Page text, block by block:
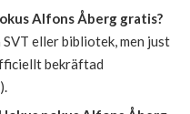
Alfons Åberg gratis?
eller bibliotek, men just
bekräftad